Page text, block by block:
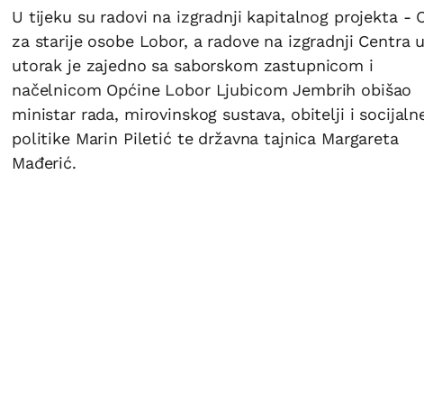
U tijeku su radovi na izgradnji kapitalnog projekta -
za starije osobe Lobor, a radove na izgradnji Centra
utorak je zajedno sa saborskom zastupnicom i
načelnicom Općine Lobor Ljubicom Jembrih obišao
ministar rada, mirovinskog sustava, obitelji i
politike Marin Piletić te državna tajnica Margareta
Mađerić.